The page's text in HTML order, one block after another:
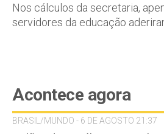
Nos cálculos da secretaria,
servidores da educação
Acontece agora
BRASIL/MUNDO - 6 DE AGOSTO 21:37